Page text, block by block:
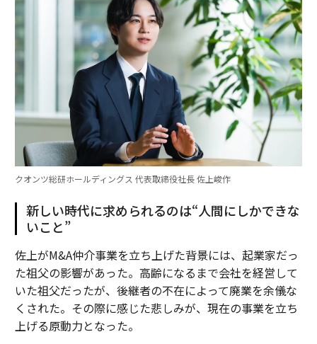
クオンツ総研ホールディングス 代表取締役社長 佐上峻作
新しい時代に求められるのは“人間にしかできな
いこと”
佐上がM&A仲介事業を立ち上げた背景には、起業家だっ
た祖父の影響があった。高齢になるまで会社を経営して
いた祖父だったが、後継者の不在によって廃業を余儀な
くされた。その際に感じた悲しみが、現在の事業を立ち
上げる原動力となった。